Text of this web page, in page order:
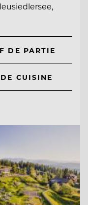
DE PARTIE
CUISINE